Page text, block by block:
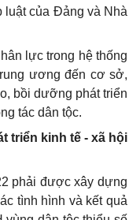
của Đảng và Nhà
lực trong hệ thống
ương đến cơ sở,
bồi dưỡng phát triển
tác dân tộc.
triển kinh tế - xã hội
phải được xây dựng
tình hình và kết quả